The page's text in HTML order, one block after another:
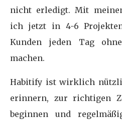
nicht erledigt. Mit
ich jetzt in 4-6
Kunden jeden Tag
machen.
Habitify ist wirklich
erinnern, zur richtigen
beginnen und